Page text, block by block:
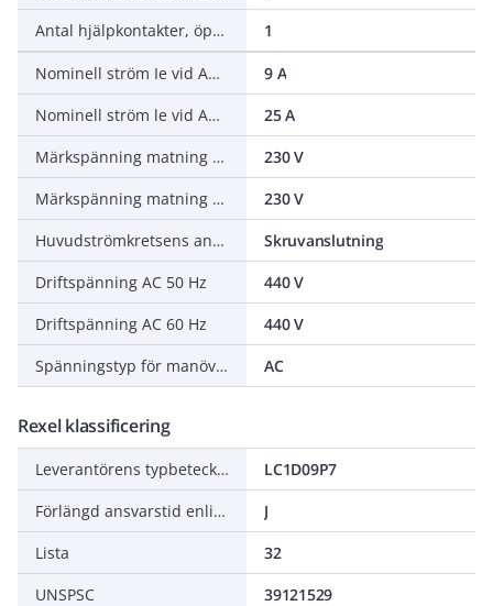
Antal hjälpkontakter, öppnande (NC - normalt stängda)
1
Nominell ström Ie vid AC-3, 400 V
9 A
Nominell ström le vid AC-1, 400 V
25 A
Märkspänning matning vid AC 50 Hz
230 V
Märkspänning matning vid AC 60 Hz
230 V
Huvudströmkretsens anslutningssätt
Skruvanslutning
Driftspänning AC 50 Hz
440 V
Driftspänning AC 60 Hz
440 V
Spänningstyp för manöver
AC
Rexel klassificering
Leverantörens typbeteckning
LC1D09P7
Förlängd ansvarstid enligt ALEM-09
J
Lista
32
UNSPSC
39121529